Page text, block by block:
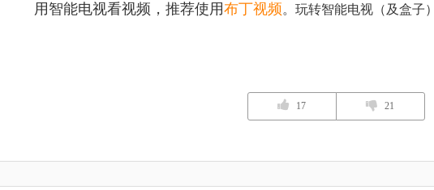
用智能电视看视频，推荐使用布丁视频。玩转智能电视（及盒子
17 21